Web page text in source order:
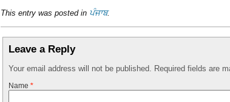
This entry was posted in ਪੰਜਾਬ.
Leave a Reply
Your email address will not be published. Required fields are
Name *